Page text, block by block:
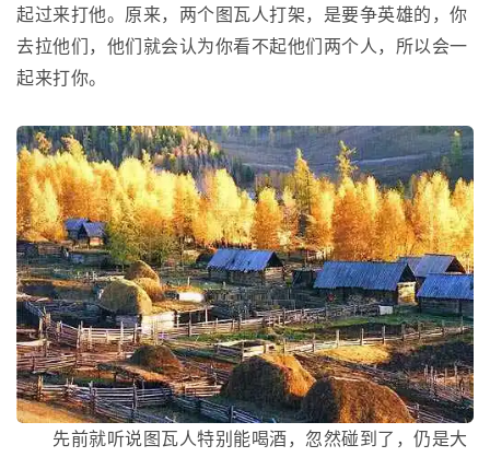
起过来打他。原来，两个图瓦人打架，是要争英雄的，你
去拉他们，他们就会认为你看不起他们两个人，所以会一
起来打你。
先前就听说图瓦人特别能喝酒，忽然碰到了，仍是大